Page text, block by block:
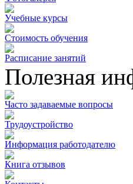
Учебные курсы
Стоимость обучения
Расписание занятий
Полезная
Часто задаваемые вопросы
Трудоустройство
Информация работодателю
Книга отзывов